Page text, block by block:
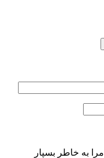
مرا به خاطر بسپار